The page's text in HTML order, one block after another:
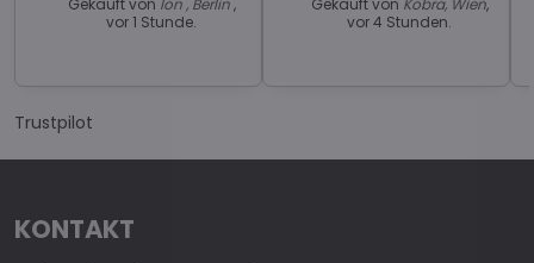
Gekauft von Ion , Berlin,
vor 1 Stunde.
Gekauft von Kobra, Wien,
vor 4 Stunden.
Trustpilot
KONTAKT